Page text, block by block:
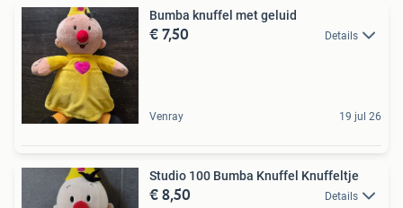
Bumba knuffel met geluid
€ 7,50 Details
Venray 19 jul 26
Studio 100 Bumba Knuffel Knuffeltje
€ 8,50 Details